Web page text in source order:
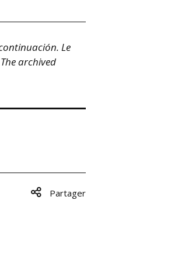
Le
archived
Partager